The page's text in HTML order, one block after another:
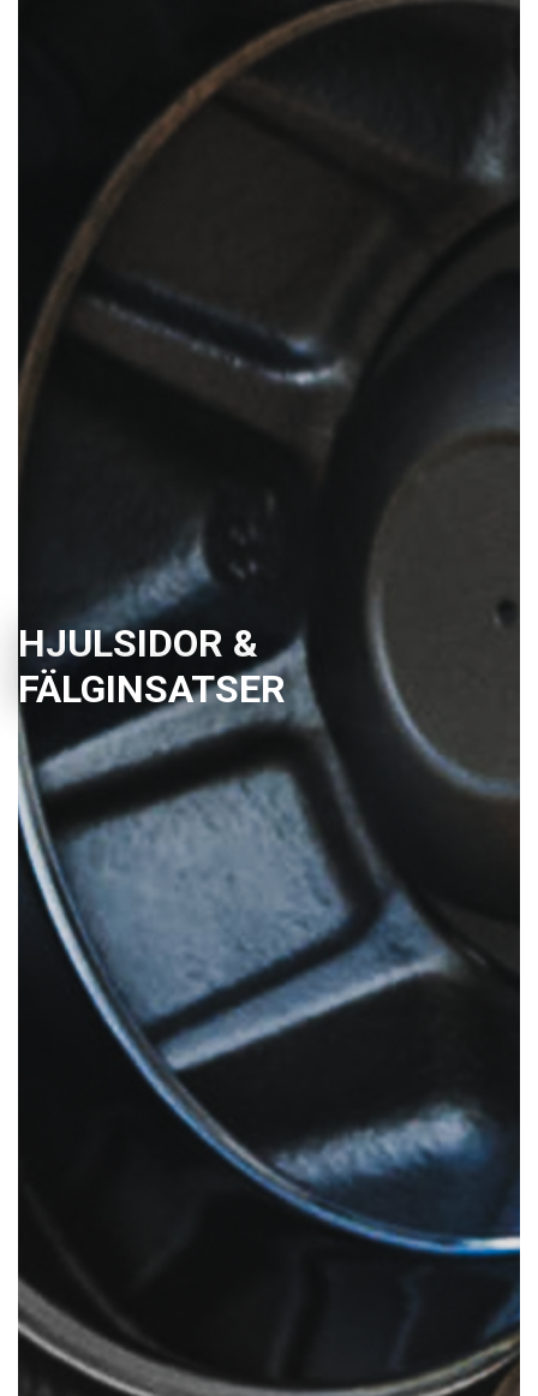
HJULSIDOR &
FÄLGINSATSER